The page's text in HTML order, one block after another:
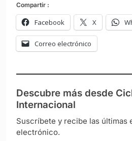
Compartir :
Facebook X
Correo electrónico
Descubre más desde
Internacional
Suscríbete y recibe las últimas
electrónico.